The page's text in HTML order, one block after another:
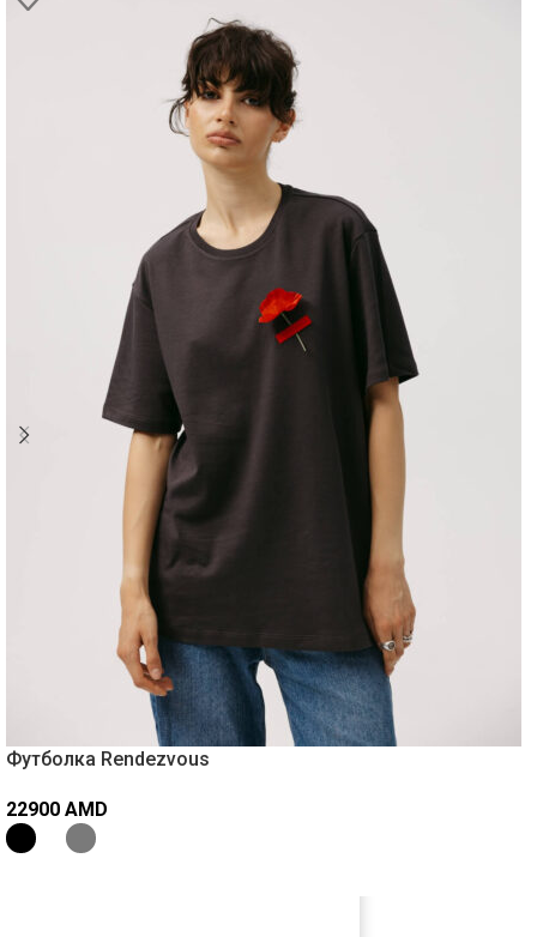
Футболка Rendezvous
22900 AMD